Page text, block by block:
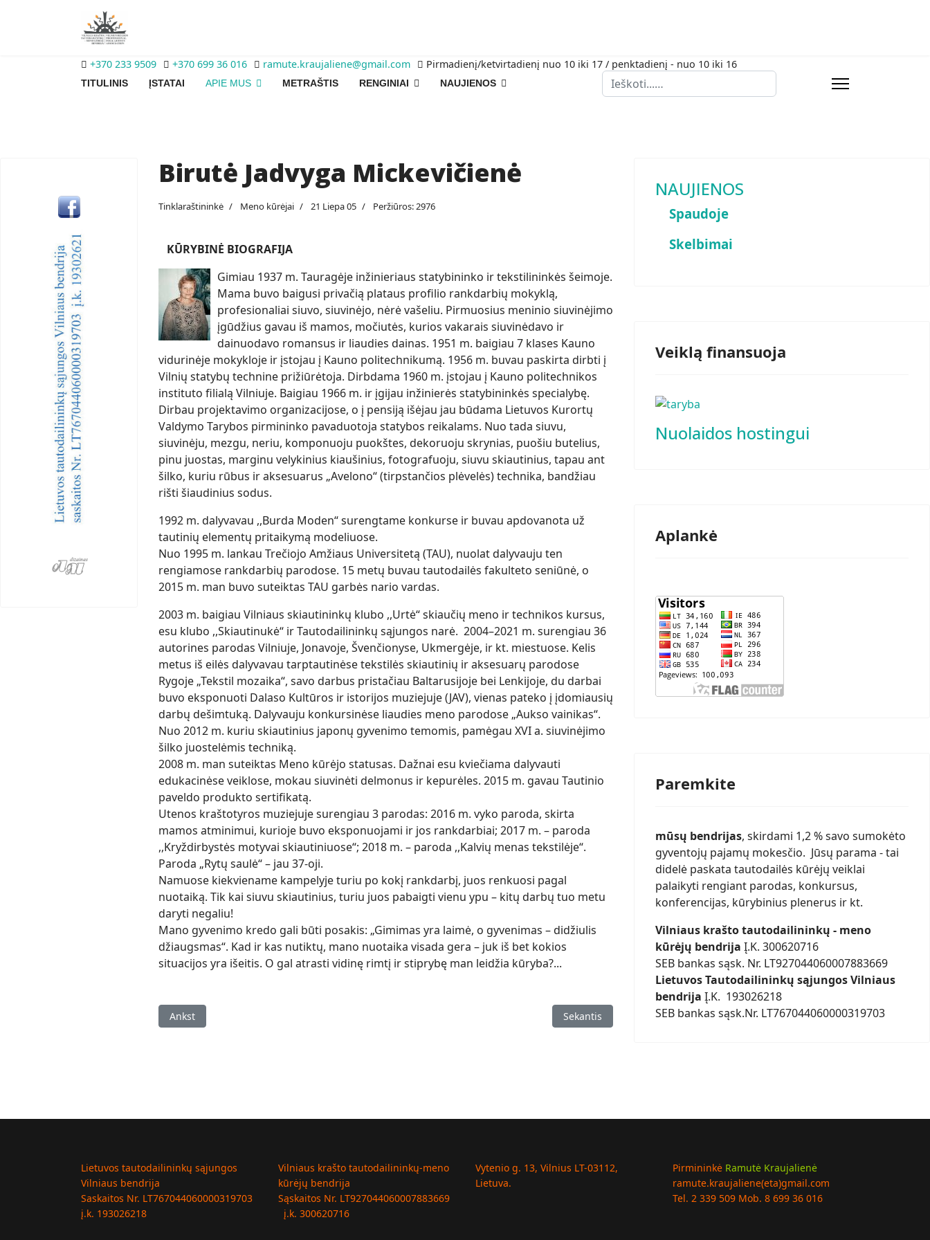
TITULINIS ĮSTATAI APIE MUS METRAŠTIS RENGINIAI NAUJIENOS Paieška
+370 233 9509 +370 699 36 016 ramute.kraujaliene@gmail.com Pirmadienį/ketvirtadienį nuo 10 iki 17 / penktadienį - nuo 10 iki 16
Birutė Jadvyga Mickevičienė
Tinklaraštininkė Meno kūrėjai 21 Liepa 05 Peržiūros: 2976
KŪRYBINĖ BIOGRAFIJA
Gimiau 1937 m. Tauragėje inžinieriaus statybininko ir tekstilininkės šeimoje.
Mama buvo baigusi privačią plataus profilio rankdarbių mokyklą,
profesionaliai siuvo, siuvinėjo, nėrė vašeliu. Pirmuosius meninio siuvinėjimo
įgūdžius gavau iš mamos, močiutės, kurios vakarais siuvinėdavo ir
dainuodavo romansus ir liaudies dainas. 1951 m. baigiau 7 klases Kauno
vidurinėje mokykloje ir įstojau į Kauno politechnikumą. 1956 m. buvau paskirta dirbti į
Vilnių statybų technine prižiūrėtoja. Dirbdama 1960 m. įstojau į Kauno politechnikos
instituto filialą Vilniuje. Baigiau 1966 m. ir įgijau inžinierės statybininkės specialybę.
Dirbau projektavimo organizacijose, o į pensiją išėjau jau būdama Lietuvos Kurortų
Valdymo Tarybos pirmininko pavaduotoja statybos reikalams. Nuo tada siuvu,
siuvinėju, mezgu, neriu, komponuoju puokštes, dekoruoju skrynias, puošiu butelius,
pinu juostas, marginu velykinius kiaušinius, fotografuoju, siuvu skiautinius, tapau ant
šilko, kuriu rūbus ir aksesuarus „Avelono“ (tirpstančios plėvelės) technika, bandžiau
rišti šiaudinius sodus.
1992 m. dalyvavau ,,Burda Moden“ surengtame konkurse ir buvau apdovanota už
tautinių elementų pritaikymą modeliuose.
Nuo 1995 m. lankau Trečiojo Amžiaus Universitetą (TAU), nuolat dalyvauju ten
rengiamose rankdarbių parodose. 15 metų buvau tautodailės fakulteto seniūnė, o
2015 m. man buvo suteiktas TAU garbės nario vardas.
2003 m. baigiau Vilniaus skiautininkų klubo ,,Urtė“ skiaučių meno ir technikos kursus,
esu klubo ,,Skiautinukė“ ir Tautodailininkų sąjungos narė. 2004–2021 m. surengiau 36
autorines parodas Vilniuje, Jonavoje, Švenčionyse, Ukmergėje, ir kt. miestuose. Kelis
metus iš eilės dalyvavau tarptautinėse tekstilės skiautinių ir aksesuarų parodose
Rygoje „Tekstil mozaika“, savo darbus pristačiau Baltarusijoje bei Lenkijoje, du darbai
buvo eksponuoti Dalaso Kultūros ir istorijos muziejuje (JAV), vienas pateko į įdomiausių
darbų dešimtuką. Dalyvauju konkursinėse liaudies meno parodose „Aukso vainikas“.
Nuo 2012 m. kuriu skiautinius japonų gyvenimo temomis, pamėgau XVI a. siuvinėjimo
šilko juostelėmis techniką.
2008 m. man suteiktas Meno kūrėjo statusas. Dažnai esu kviečiama dalyvauti
edukacinėse veiklose, mokau siuvinėti delmonus ir kepurėles. 2015 m. gavau Tautinio
paveldo produkto sertifikatą.
Utenos kraštotyros muziejuje surengiau 3 parodas: 2016 m. vyko paroda, skirta
mamos atminimui, kurioje buvo eksponuojami ir jos rankdarbiai; 2017 m. – paroda
,,Kryždirbystės motyvai skiautiniuose“; 2018 m. – paroda ,,Kalvių menas tekstilėje“.
Paroda „Rytų saulė“ – jau 37-oji.
Namuose kiekviename kampelyje turiu po kokį rankdarbį, juos renkuosi pagal
nuotaiką. Tik kai siuvu skiautinius, turiu juos pabaigti vienu ypu – kitų darbų tuo metu
daryti negaliu!
Mano gyvenimo kredo gali būti posakis: „Gimimas yra laimė, o gyvenimas – didžiulis
džiaugsmas“. Kad ir kas nutiktų, mano nuotaika visada gera – juk iš bet kokios
situacijos yra išeitis. O gal atrasti vidinę rimtį ir stiprybę man leidžia kūryba?...
Ankstesnis straipsnis: Alicija Valinčytė - Siudikienė
Ankst Kitas straipsnis: J. Bugailiškio veikla 2015-2020
Sekantis
NAUJIENOS
Spaudoje
Skelbimai
Veiklą finansuoja
Nuolaidos hostingui
Aplankė
Paremkite
mūsų bendrijas, skirdami 1,2 % savo sumokėto
gyventojų pajamų mokesčio. Jūsų parama - tai
didelė paskata tautodailės kūrėjų veiklai
palaikyti rengiant parodas, konkursus,
konferencijas, kūrybinius plenerus ir kt.
Vilniaus krašto tautodailininkų - meno
kūrėjų bendrija Į.K. 300620716
SEB bankas sąsk. Nr. LT927044060007883669
Lietuvos Tautodailininkų sąjungos Vilniaus
bendrija Į.K. 193026218
SEB bankas sąsk.Nr. LT767044060000319703
Lietuvos tautodailininkų sąjungos
Vilniaus bendrija
Saskaitos Nr. LT767044060000319703
į.k. 193026218
Vilniaus krašto tautodailininkų-meno
kūrėjų bendrija
Sąskaitos Nr. LT927044060007883669
į.k. 300620716
Vytenio g. 13, Vilnius LT-03112,
Lietuva.
Pirmininkė Ramutė Kraujalienė
ramute.kraujaliene(eta)gmail.com
Tel. 2 339 509 Mob. 8 699 36 016